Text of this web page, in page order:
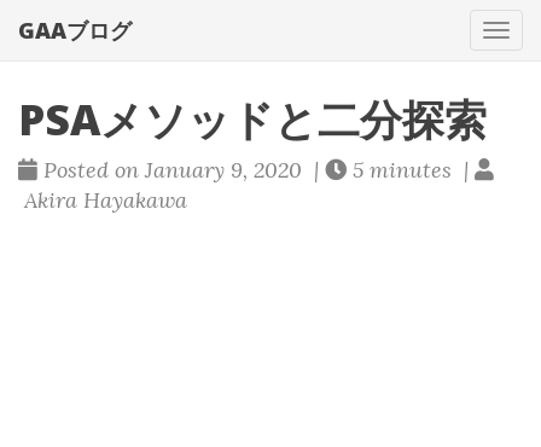
GAAブログ
PSAメソッドと二分探索
Posted on January 9, 2020 |
5 minutes |
Akira Hayakawa